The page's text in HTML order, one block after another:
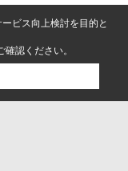
ビス向上検討を目的と
確認ください。